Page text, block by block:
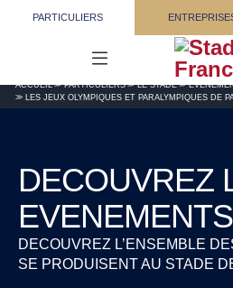
PARTICULIERS
ACCUEIL PARTICULIERS LE STADE
LES JEUX OLYMPIQUES ET PARALYMPIQUES DE
DECOUVREZ
EVENEMENTS
DECOUVREZ L’ENSEMBLE
SE PRODUISENT AU STADE